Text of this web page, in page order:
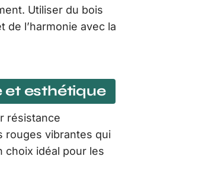
Utiliser du bois
de l’harmonie avec la
et esthétique
résistance
rouges vibrantes qui
choix idéal pour les